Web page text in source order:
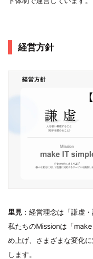
経営方針
里見 ：経営理念は「謙虚
私たちのMissionは「
め上げ、さまざまな変化
します。